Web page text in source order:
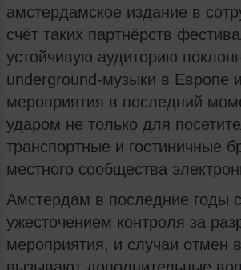
амстердамское издание в
счёт таких партнёрств
устойчивую аудиторию
underground-музыки в Европе
мероприятия в последний
ударом не только для
транспортные и гостиничные
местного сообщества
Амстердам в последние годы
ужесточением контроля за
мероприятия, и случаи отмен